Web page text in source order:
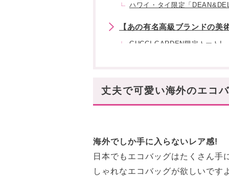
ハワイ・タイ限定「
【あの有名高級ブランドの
GUCCI GARDEN限定トート!
【海外の有名美術館編】現地
【ブックストア編】丈夫でし
ロンドンの老舗本屋さん 「
ロンドンの老舗本屋さん「
丈夫で可愛い海外のエコ
海外でしか手に入らないレア感!
日本でもエコバッグはたくさん手
しゃれなエコバッグが欲しいです